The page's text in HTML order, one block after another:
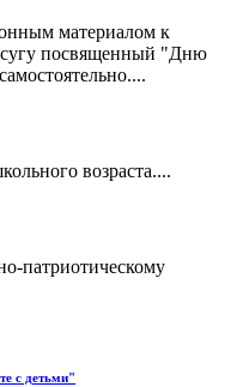
материалом к
посвященный "Дню
возраста....
патриотическому
с детьми"